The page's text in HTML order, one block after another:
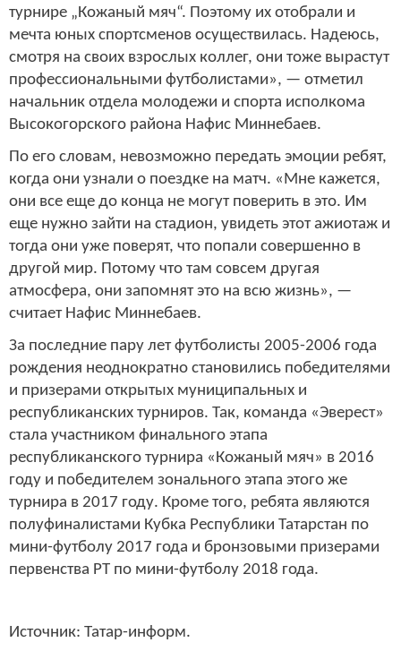
турнире „Кожаный мяч“. Поэтому их отобрали и
мечта юных спортсменов осуществилась. Надеюсь,
смотря на своих взрослых коллег, они тоже вырастут
профессиональными футболистами», — отметил
начальник отдела молодежи и спорта исполкома
Высокогорского района Нафис Миннебаев.
По его словам, невозможно передать эмоции ребят,
когда они узнали о поездке на матч. «Мне кажется,
они все еще до конца не могут поверить в это. Им
еще нужно зайти на стадион, увидеть этот ажиотаж и
тогда они уже поверят, что попали совершенно в
другой мир. Потому что там совсем другая
атмосфера, они запомнят это на всю жизнь», —
считает Нафис Миннебаев.
За последние пару лет футболисты 2005-2006 года
рождения неоднократно становились победителями
и призерами открытых муниципальных и
республиканских турниров. Так, команда «Эверест»
стала участником финального этапа
республиканского турнира «Кожаный мяч» в 2016
году и победителем зонального этапа этого же
турнира в 2017 году. Кроме того, ребята являются
полуфиналистами Кубка Республики Татарстан по
мини-футболу 2017 года и бронзовыми призерами
первенства РТ по мини-футболу 2018 года.
Источник: Татар-информ.